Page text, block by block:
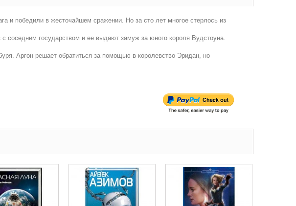
и победили в жесточайшем сражении. Но за сто лет многое стерлось из
соседним государством и ее выдают замуж за юного короля Вудстоуна.
Аргон решает обратиться за помощью в королевство Эридан, но